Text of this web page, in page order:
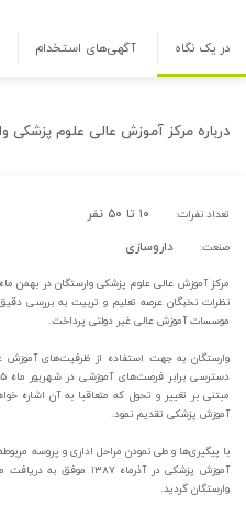
در یک نگاه آگهی‌های استخدام
درباره مرکز آموزش عالی علوم پزشکی
تعداد نفرات: ۱۰ تا ۵۰ نفر
صنعت: داروسازی
نظرات نخبگان عرصه تعلیم و تربیت به بررسی
موسسات آموزش عالی غیر دولتی پرداخت.
وارستگان به جهت استفاده از ظرفیت‌های
مبتنی بر تغییر و تحول که متعاقبا به آن اشاره
آموزش پزشکی تقدیم نمود.
با پیگیری‏‌ها و طی نمودن مراحل اداری و پروسه
آموزش پزشکی در آذر‌ماه
وارستگان گردید.